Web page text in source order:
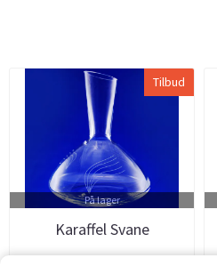
Tilbud
På lager
Karaffel Svane